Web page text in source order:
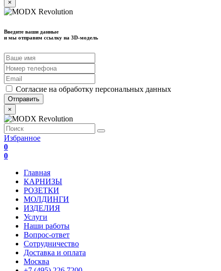
×
Введите ваши данные
и мы отправим ссылку на 3D-модель
Согласие на обработку персональных данных
×
Избранное
0
0
Главная
КАРНИЗЫ
РОЗЕТКИ
МОЛДИНГИ
ИЗДЕЛИЯ
Услуги
Наши работы
Вопрос-ответ
Сотрудничество
Доставка и оплата
Москва